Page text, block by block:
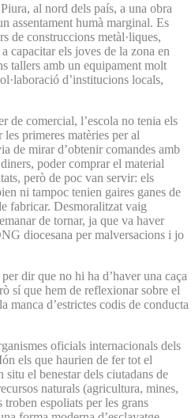
al nord dels país, a una obra
assentament humà marginal. Es
de construccions metàl·liques,
capacitar els joves de la zona en
tallers amb un equipament molt
d’institucions locals,
de comercial, l’escola no tenia els
primeres matèries per al
de mirar d’obtenir comandes amb
poder comprar el material
però de poc van servir: els
ni tampoc tenien gaires ganes de
fabricar. Desmoralitzat vaig
de tornar, ja que va haver
diocesana per malversacions i jo
dir que no hi ha d’haver una caça
sí que hem de reflexionar sobre el
manca d’estrictes codis de conducta
oficials internacionals dels
els que haurien de fer tot el
el benestar dels ciutadans de
naturals (agricultura, mines,
troben espoliats per les grans